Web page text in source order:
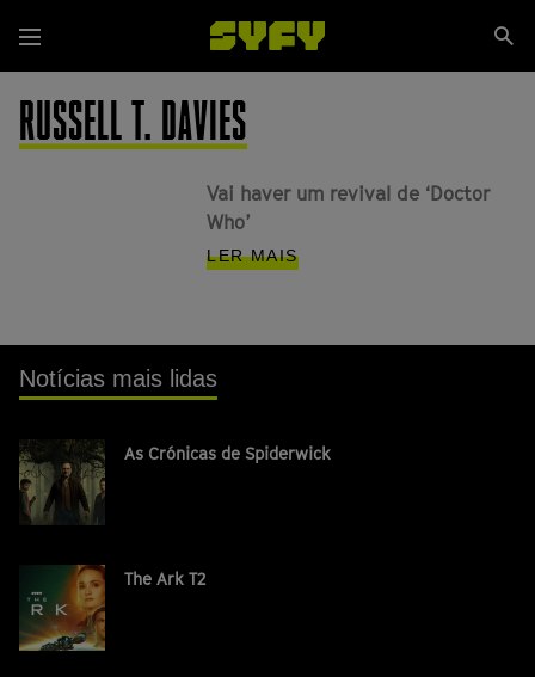
para
o
conteúdo
principal
Menu
RUSSELL T. DAVIES
Vai haver um revival de ‘Doctor
Who’
LER MAIS
Notícias mais lidas
As Crónicas de Spiderwick
The Ark T2